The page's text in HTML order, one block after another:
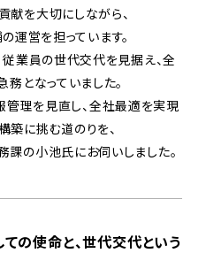
献を大切にしながら、
運営を担っています。
業員の世代交代を見据え、全
となっていました。
管理を見直し、全社最適を実現
築に挑む道のりを、
課の小池氏にお伺いしました。
ての使命と、世代交代という